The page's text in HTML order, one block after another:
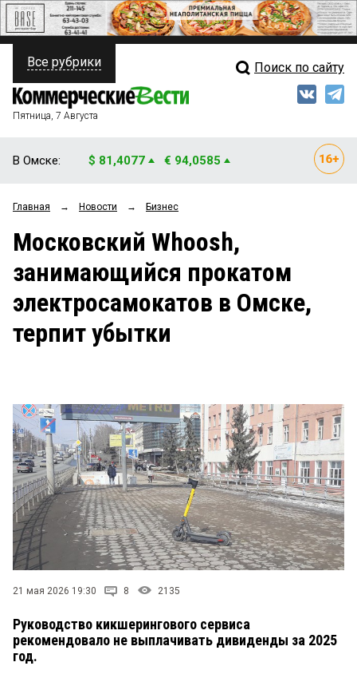
ПОЛИТИКА
ФИНАНСЫ
ОБЩЕСТВО
ЗАКОН
НОВОСТИ КОМПАНИЙ
ПРОИСШЕСТВИЯ
Свежий выпуск
Рейтинги
Блоги
Архив
Все рубрики Поиск по сайту
Пятница, 7 Августа
В Омске: $ 81,4077 € 94,0585
Главная → Новости → Бизнес
Московский Whoosh,
занимающийся прокатом
электросамокатов в Омске,
терпит убытки
21 мая 2026 19:30 8 2135
Руководство кикшерингового сервиса
рекомендовало не выплачивать дивиденды за 2025
год.